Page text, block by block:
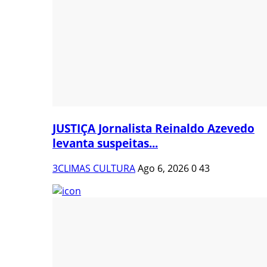
JUSTIÇA Jornalista Reinaldo Azevedo
levanta suspeitas...
3CLIMAS CULTURAAgo 6, 2026043